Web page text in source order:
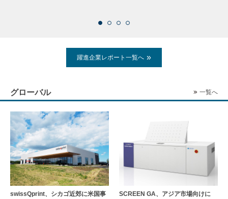
躍進企業レポート一覧へ
グローバル 一覧へ
swissQprint、シカゴ近郊に⽶国事
SCREEN GA、アジア市場向けに